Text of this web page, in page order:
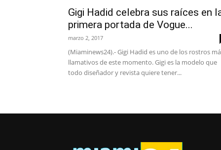
Gigi Hadid celebra sus raíces en
primera portada de Vogue...
marzo 2, 2017
(Miaminews24).- Gigi Hadid es uno de los rostros
llamativos de este momento. Gigi es la modelo que
todo diseñador y revista quiere tener...